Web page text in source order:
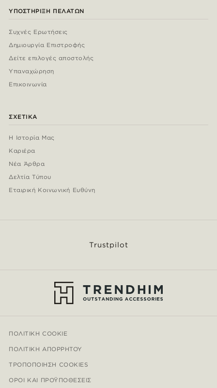
ΥΠΟΣΤΉΡΙΞΗ ΠΕΛΑΤΏΝ
Συχνές Ερωτήσεις
Δημιουργία Επιστροφής
Δείτε επιλογές αποστολής
Υπαναχώρηση
Επικοινωνία
ΣΧΕΤΙΚΆ
Η Ιστορία Μας
Καριέρα
Νέα Άρθρα
Δελτία Τύπου
Εταιρική Κοινωνική Ευθύνη
Trustpilot
ΠΟΛΙΤΙΚΉ COOKIE
ΠΟΛΙΤΙΚΉ ΑΠΟΡΡΉΤΟΥ
ΤΡΟΠΟΠΟΊΗΣΗ COOKIES
ΌΡΟΙ ΚΑΙ ΠΡΟΫΠΟΘΈΣΕΙΣ